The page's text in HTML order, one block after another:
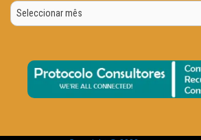
Por
Data